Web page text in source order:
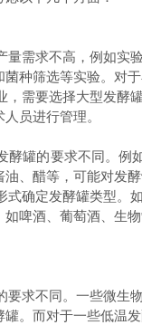
需求不高，例如实
种筛选等实验。对
需要选择大型发酵
员进行管理。
酵罐的要求不同。
、醋等，可能对发
确定发酵罐类型。
啤酒、葡萄酒、生
求不同。一些微生
。而对于一些低温